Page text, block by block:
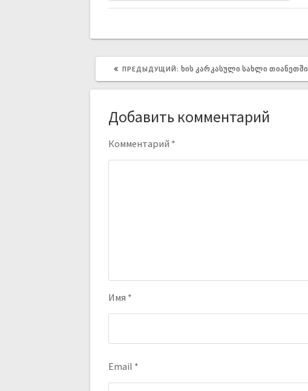
ПРЕДЫДУЩИЙ: ᲮᲘᲡ ᲙᲐᲠᲙᲐᲡᲣᲚᲘ ᲡᲐᲮᲚᲘ ᲗᲘᲐᲜᲔᲗᲨᲘ
Добавить комментарий
Комментарий *
Имя *
Email *